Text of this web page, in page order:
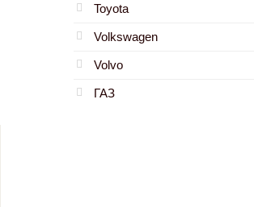
Toyota
Volkswagen
Volvo
ГАЗ